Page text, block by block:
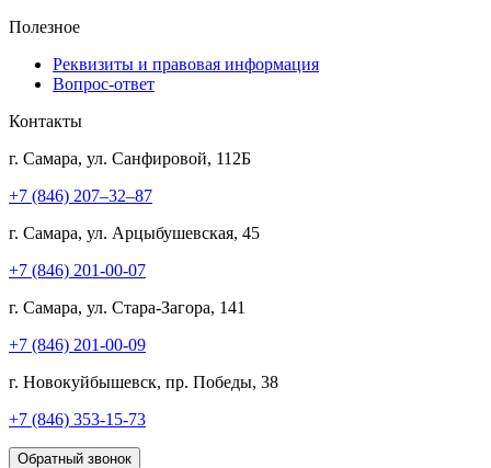
Полезное
Реквизиты и правовая информация
Вопрос-ответ
Контакты
г. Самара, ул. Санфировой, 112Б
+7 (846) 207‒32‒87
г. Самара, ул. Арцыбушевская, 45
+7 (846) 201-00-07
г. Самара, ул. Стара-Загора, 141
+7 (846) 201-00-09
г. Новокуйбышевск, пр. Победы, 38
+7 (846) 353-15-73
Обратный звонок